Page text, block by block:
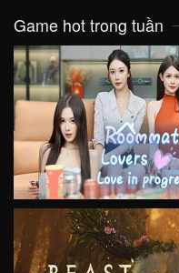
Game hot trong tuần
VIEW